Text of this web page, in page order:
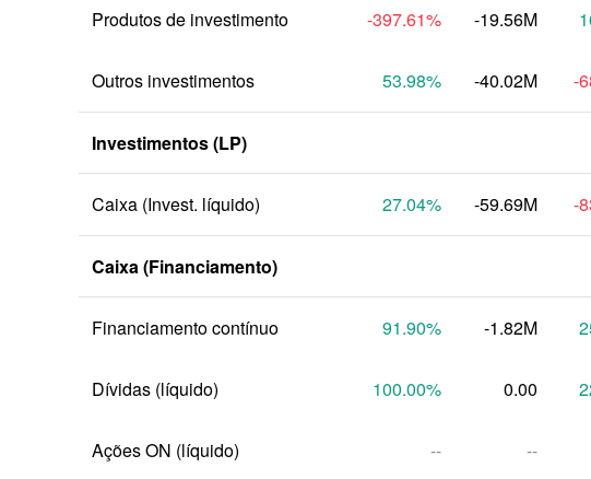
Produtos de investimento -397.61% -19.56M
Outros investimentos 53.98% -40.02M -
Investimentos (LP)
Caixa (Invest. líquido) 27.04% -59.69M -
Caixa (Financiamento)
Financiamento contínuo 91.90% -1.82M
Dívidas (líquido) 100.00% 0.00
Ações ON (líquido) -- --